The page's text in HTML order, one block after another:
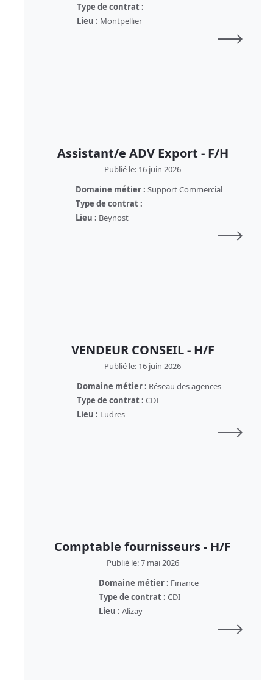
Type de contrat :
Lieu : Montpellier
Assistant/e ADV Export - F/H
Publié le: 16 juin 2026
Domaine métier : Support Commercial
Type de contrat :
Lieu : Beynost
VENDEUR CONSEIL - H/F
Publié le: 16 juin 2026
Domaine métier : Réseau des agences
Type de contrat : CDI
Lieu : Ludres
Comptable fournisseurs - H/F
Publié le: 7 mai 2026
Domaine métier : Finance
Type de contrat : CDI
Lieu : Alizay